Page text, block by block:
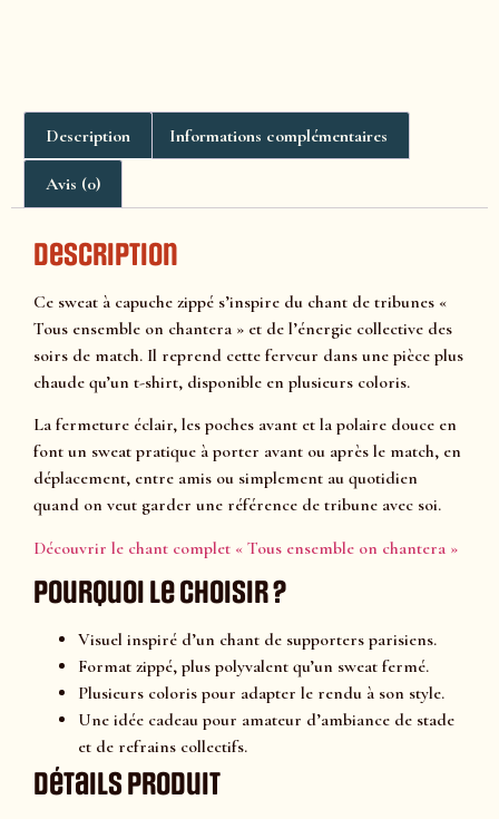
Description Informations complémentaires
Avis (0)
Description
Ce sweat à capuche zippé s’inspire du chant de tribunes «
Tous ensemble on chantera » et de l’énergie collective des
soirs de match. Il reprend cette ferveur dans une pièce plus
chaude qu’un t-shirt, disponible en plusieurs coloris.
La fermeture éclair, les poches avant et la polaire douce en
font un sweat pratique à porter avant ou après le match, en
déplacement, entre amis ou simplement au quotidien
quand on veut garder une référence de tribune avec soi.
Découvrir le chant complet « Tous ensemble on chantera »
Pourquoi le choisir ?
Visuel inspiré d’un chant de supporters parisiens.
Format zippé, plus polyvalent qu’un sweat fermé.
Plusieurs coloris pour adapter le rendu à son style.
Une idée cadeau pour amateur d’ambiance de stade
et de refrains collectifs.
Détails produit